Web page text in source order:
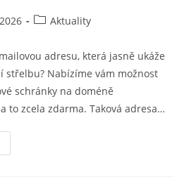
Aktuality
adresu, která jasně ukáže
střelbu? Nabízíme vám možnost
schránky na doméně
to zcela zdarma. Taková adresa…